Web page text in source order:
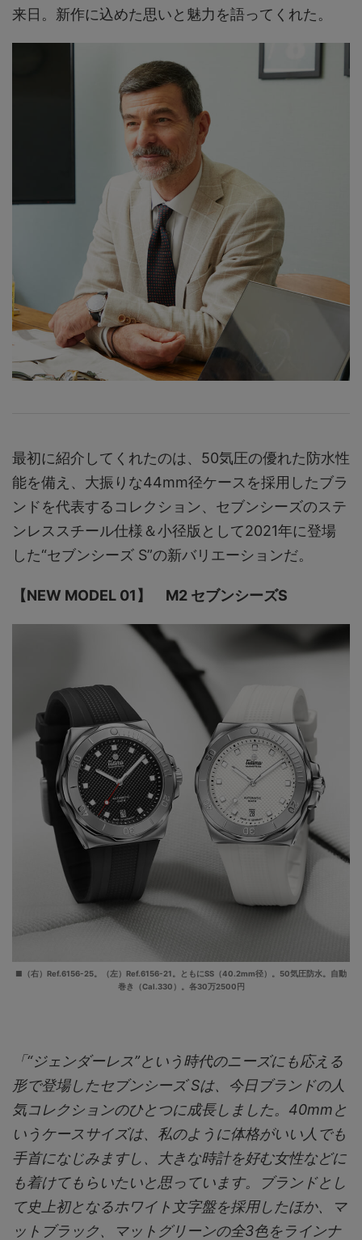
来日。新作に込めた思いと魅力を語ってくれた。
最初に紹介してくれたのは、50気圧の優れた防水性
能を備え、大振りな44mm径ケースを採用したブラ
ンドを代表するコレクション、セブンシーズのステ
ンレススチール仕様＆小径版として2021年に登場
した“セブンシーズ S”の新バリエーションだ。
【NEW MODEL 01】 M2 セブンシーズS
■（右）Ref.6156-25。（左）Ref.6156-21。ともにSS（40.2mm径）。50気圧防水。自動
巻き（Cal.330）。各30万2500円
「“ジェンダーレス”という時代のニーズにも応える
形で登場したセブンシーズ Sは、今日ブランドの人
気コレクションのひとつに成長しました。40mmと
いうケースサイズは、私のように体格がいい人でも
手首になじみますし、大きな時計を好む女性などに
も着けてもらいたいと思っています。ブランドとし
て史上初となるホワイト文字盤を採用したほか、マ
ットブラック、マットグリーンの全3色をラインナ